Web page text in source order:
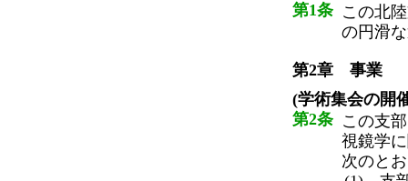
第1条 この北
の円滑
第2章 事業
(学術集会の開
第2条 この支
視鏡学
次のと